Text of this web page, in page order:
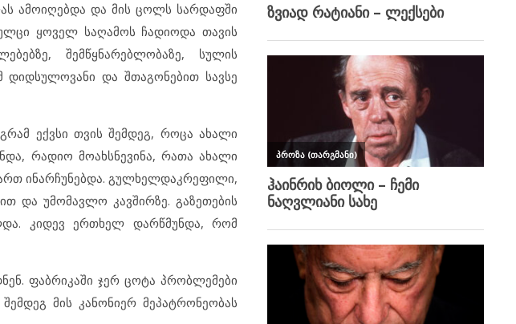
ამოიღებდა და მის ცოლს სარდაფში
ყოველ საღამოს ჩადიოდა თავის
შემწყნარებლობაზე, სულის
დიდსულოვანი და შთაგონებით სავსე
ექვსი თვის შემდეგ, როცა ახალი
რადიო მოახსნევინა, რათა ახალი
ინარჩუნებდა. გულხელდაკრეფილი,
და უმომავლო კავშირზე. გაზეთების
კიდევ ერთხელ დარწმუნდა, რომ
ფაბრიკაში ჯერ ცოტა პრობლემები
მის კანონიერ მეპატრონეობას